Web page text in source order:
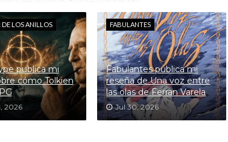
DE LOS ANILLOS
publica mi
cómo Tolkien
2026
FABULANTES
Fabulantes publica mi
reseña de Una voz entre
las olas de Ferran Varela
Jul 30, 2026